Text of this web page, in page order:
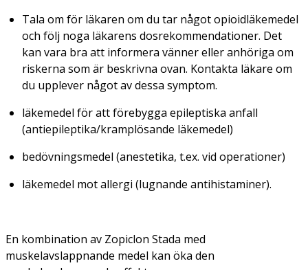
Tala om för läkaren om du tar något opioidläkemedel
och följ noga läkarens dosrekommendationer. Det
kan vara bra att informera vänner eller anhöriga om
riskerna som är beskrivna ovan. Kontakta läkare om
du upplever något av dessa symptom.
läkemedel för att förebygga epileptiska anfall
(antiepileptika/kramplösande läkemedel)
bedövningsmedel (anestetika, t.ex. vid operationer)
läkemedel mot allergi (lugnande antihistaminer).
En kombination av Zopiclon Stada med
muskelavslappnande medel kan öka den